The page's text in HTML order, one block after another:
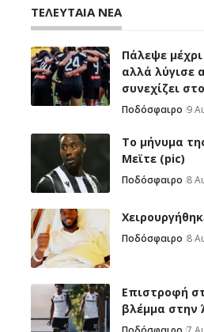
ΤΕΛΕΥΤΑΙΑ ΝΕΑ
Πάλεψε
αλλά λύγισε
συνεχίζει
Ποδόσφαιρο 9
Το μήνυμα
Μεϊτε (pic)
Ποδόσφαιρο 8
Ποδόσφαιρο 8
Επιστροφή
βλέμμα στην